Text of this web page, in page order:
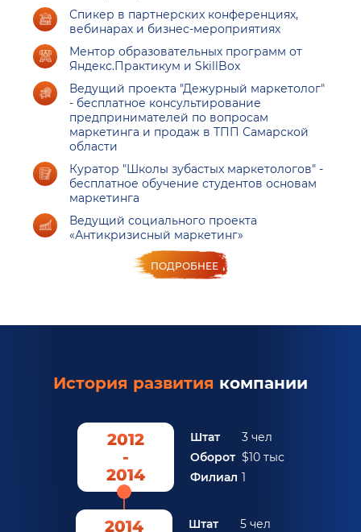
Спикер в партнерских конференциях,
вебинарах и бизнес-мероприятиях
Ментор образовательных программ от
Яндекс.Практикум и SkillBox
Ведущий проекта "Дежурный маркетолог"
- бесплатное консультирование
предпринимателей по вопросам
маркетинга и продаж в ТПП Самарской
области
Куратор "Школы зубастых маркетологов" -
бесплатное обучение студентов основам
маркетинга
Ведущий социального проекта
«Антикризисный маркетинг»
ПОДРОБНЕЕ
История развития компании
2012
-
2014
Штат
3 чел
Оборот $10 тыс
Филиал 1
2014
Штат
5 чел